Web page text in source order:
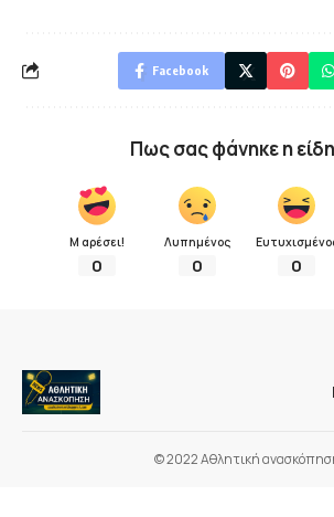
Facebook
Πως σας φάνηκε η
Μ αρέσει!
0
Λυπημένος
0 0
© 2022 Αθλητική